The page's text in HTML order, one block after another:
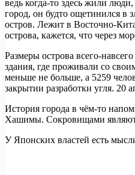
ведь когда-то здесь жили
город, он будто ощетинился в
остров. Лежит в Восточно-
острова, кажется, что через
Размеры острова всего-
здания, где проживали со
меньше не больше, а 5259
закрытии разработки угля.
История города в чём-то
Хашимы. Сокровищами
У Японских властей есть